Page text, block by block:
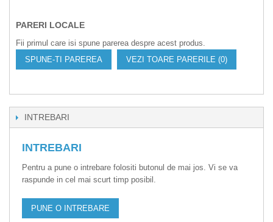
PARERI LOCALE
Fii primul care isi spune parerea despre acest produs.
SPUNE-TI PAREREA
VEZI TOARE PARERILE (0)
INTREBARI
INTREBARI
Pentru a pune o intrebare folositi butonul de mai jos. Vi se va
raspunde in cel mai scurt timp posibil.
PUNE O INTREBARE